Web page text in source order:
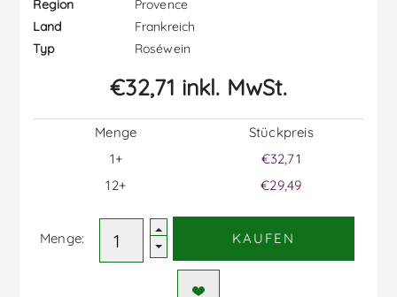
Region
Provence
Land
Frankreich
Typ
Roséwein
€32,71 inkl. MwSt.
Menge
1+
12+
Stückpreis
€32,71
€29,49
Menge: KAUFEN